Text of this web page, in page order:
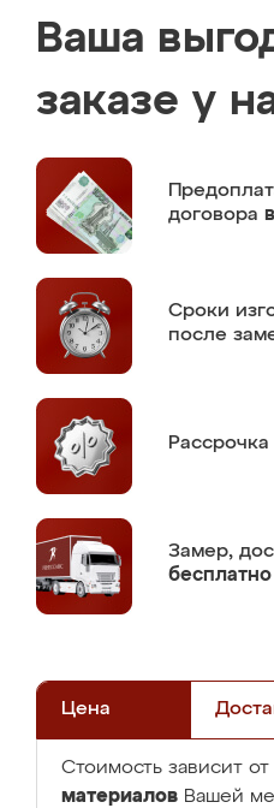
Ваша
заказе у
договора
Сроки
после
Рассрочка
Замер,
бесплатно
Цена
Стоимость зависит от
материалов Вашей